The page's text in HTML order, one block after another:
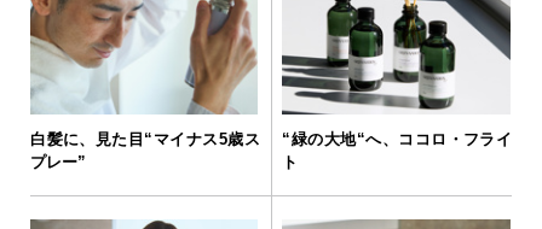
白髪に、見た目“マイナス5歳ス
プレー”
“緑の大地“へ、ココロ・フライ
ト